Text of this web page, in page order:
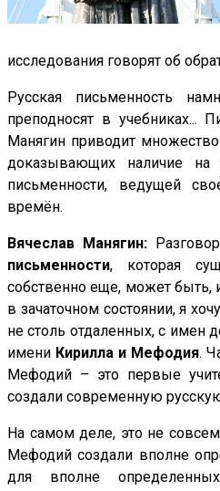
исследования говорят об
Русская письменность
преподносят в учебниках...
Манягин приводит
доказывающих наличие на
письменности, ведущей
времён.
Вячеслав Манягин:
письменности, которая
собственно еще, может быть,
в зачаточном состоянии, я
не столь отдаленных, с имен
имени Кирилла и Мефодия.
Мефодий – это первые
создали современную
На самом деле, это не
Мефодий создали вполне
для вполне